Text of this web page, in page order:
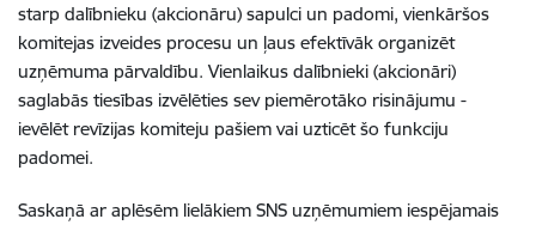
starp dalībnieku (akcionāru) sapulci un padomi, vienkāršos
komitejas izveides procesu un ļaus efektīvāk organizēt
uzņēmuma pārvaldību. Vienlaikus dalībnieki (akcionāri)
saglabās tiesības izvēlēties sev piemērotāko risinājumu -
ievēlēt revīzijas komiteju pašiem vai uzticēt šo funkciju
padomei.
Saskaņā ar aplēsēm lielākiem SNS uzņēmumiem iespējamais